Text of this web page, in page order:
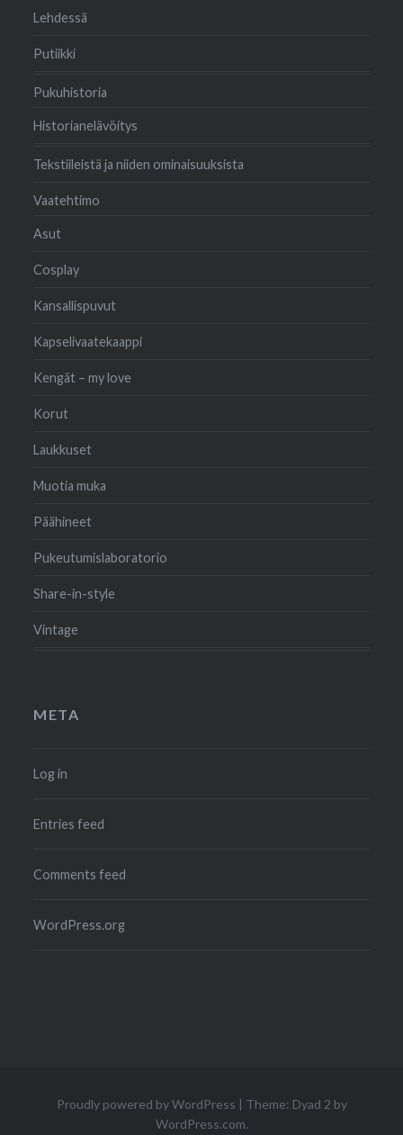
Lehdessä
Putiikki
Pukuhistoria
Historianelävöitys
Tekstiileistä ja niiden ominaisuuksista
Vaatehtimo
Asut
Cosplay
Kansallispuvut
Kapselivaatekaappi
Kengät – my love
Korut
Laukkuset
Muotia muka
Päähineet
Pukeutumislaboratorio
Share-in-style
Vintage
META
Log in
Entries feed
Comments feed
WordPress.org
Proudly powered by WordPress | Theme: Dyad 2 by
WordPress.com.